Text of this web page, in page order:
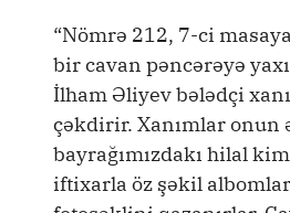
“Nömrə 212, 7-ci
bir cavan pəncərəyə
İlham Əliyev bələdçi
çəkdirir. Xanımlar onun
bayrağımızdakı hilal
iftixarla öz şəkil